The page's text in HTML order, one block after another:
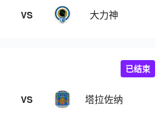
VS 大力神
VS 塔拉佐纳
已结束